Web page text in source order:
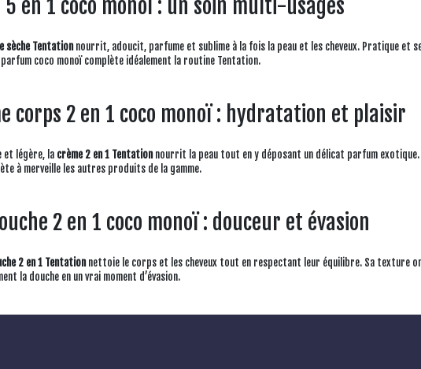
en 1 coco monoï : un soin multi-usages
sèche Tentationnourrit, adoucit, parfume et sublime à la fois la peau et les cheveux. Pratique et
coco monoï complète idéalement la routine Tentation.
corps 2 en 1 coco monoï : hydratation et plaisir
et légère, la crème 2 en 1 Tentationnourrit la peau tout en y déposant un délicat parfum exotique.
à merveille les autres produits de la gamme.
2 en 1 coco monoï : douceur et évasion
2 en 1 Tentationnettoie le corps et les cheveux tout en respectant leur équilibre. Sa texture
la douche en un vrai moment d’évasion.